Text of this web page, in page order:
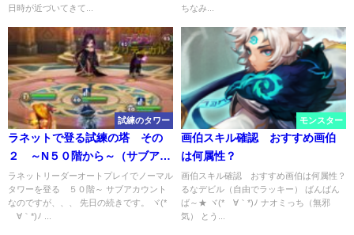
日時が近づいてきて...
ちなみ...
試練のタワー
ラネットで登る試練の塔 その
２ ～N５０階から～（サブア
カ）
ラネットリーダーオートプレイでノーマル
タワーを登る ５０階～ サブアカウント
なのですが、、、 先日の続きです。 ヾ(*
´∀｀*)ﾉ ...
モンスター
画伯スキル確認 おすすめ画伯
は何属性？
画伯スキル確認 おすすめ画伯は何属性？
るなデビル（自由でラッキー） ばんばん
ば～★ ヾ(*´∀｀*)ﾉ ナオミっち（無邪
気） とう...